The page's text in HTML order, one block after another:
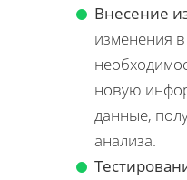
Внесение
изменения
новую
данные,
анализа.